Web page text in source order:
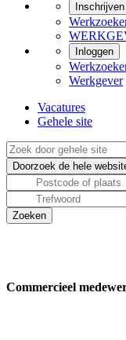
Inschrijven
Inloggen
Werkgever
Vacatures
Gehele site
Commercieel